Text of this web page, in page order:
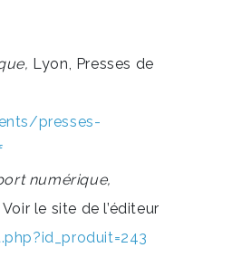
Lyon, Presses de
presses-
numérique,
le site de l’éditeur